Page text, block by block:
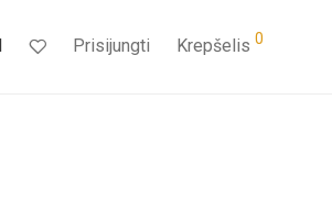
Prisijungti Krepšelis 0